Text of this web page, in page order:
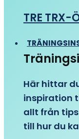
TRE TRX-
Här hittar
inspiration
allt från
till hur du